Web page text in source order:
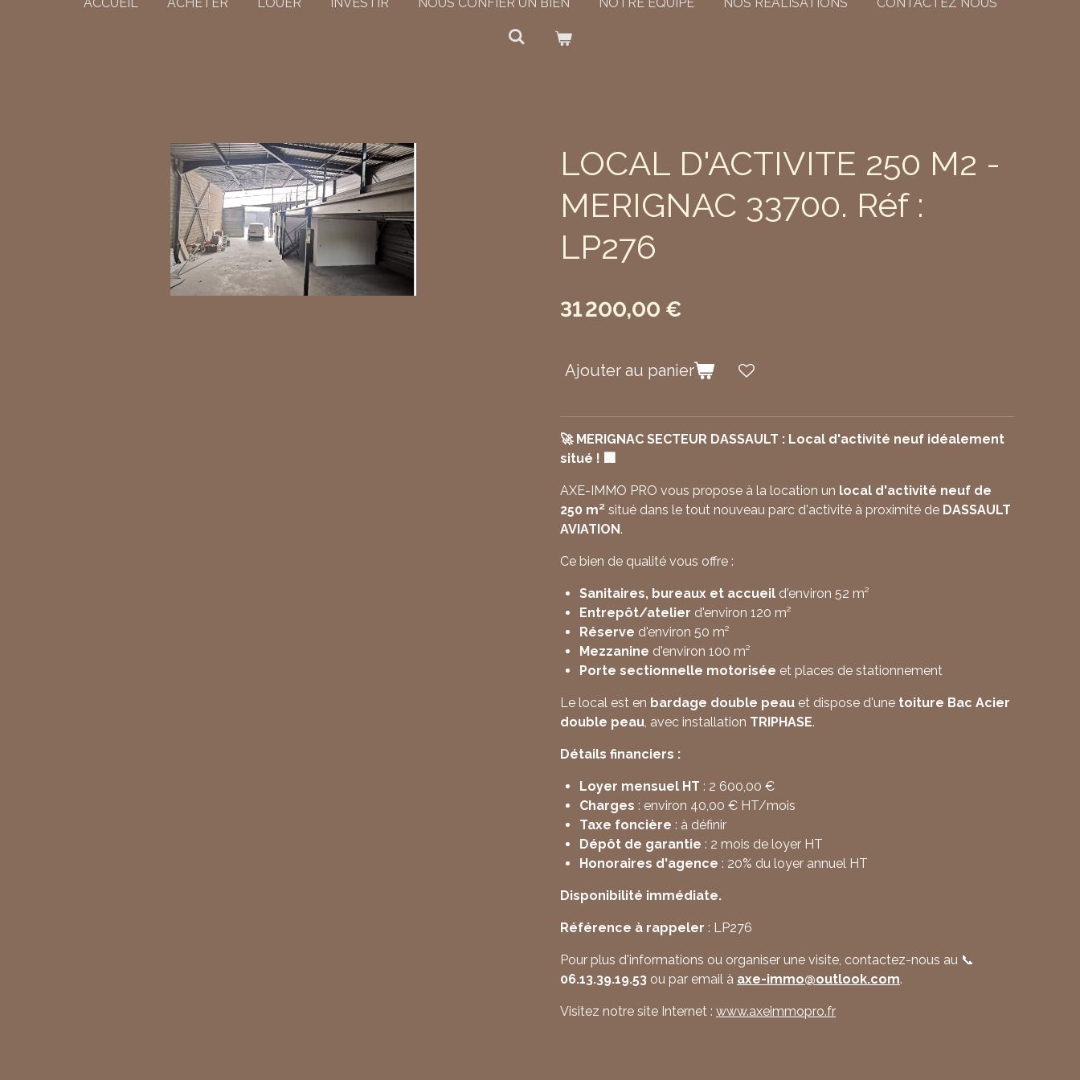
LOCAL D'ACTIVITE 250 M2 -
MERIGNAC 33700. Réf :
LP276
31 200,00 €
Ajouter au panier
🚀 MERIGNAC SECTEUR DASSAULT : Local d'activité neuf idéalement
situé ! 🏢
AXE-IMMO PRO vous propose à la location un local d'activité neuf de
250 m² situé dans le tout nouveau parc d'activité à proximité de DASSAULT
AVIATION.
Ce bien de qualité vous offre :
Sanitaires, bureaux et accueil d'environ 52 m²
Entrepôt/atelier d'environ 120 m²
Réserve d'environ 50 m²
Mezzanine d'environ 100 m²
Porte sectionnelle motorisée et places de stationnement
Le local est en bardage double peau et dispose d'une toiture Bac Acier
double peau , avec installation TRIPHASE.
Détails financiers :
Loyer mensuel HT : 2 600,00 €
Charges : environ 40,00 € HT/mois
Taxe foncière : à définir
Dépôt de garantie : 2 mois de loyer HT
Honoraires d'agence : 20% du loyer annuel HT
Disponibilité immédiate.
Référence à rappeler : LP276
Pour plus d'informations ou organiser une visite, contactez-nous au 📞
06.13.39.19.53 ou par email à axe-immo@outlook.com.
Visitez notre site Internet : www.axeimmopro.fr